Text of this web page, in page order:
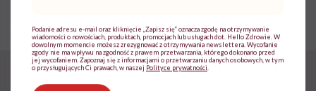
niezwykłych zdjęć kobiet po raku
piersi i akcji „Pomacaj się”
Dlaczego?
Podanie adresu e-mail oraz kliknięcie „Zapisz się” oznacza zgodę na otrzymywanie
wiadomości o nowościach, produktach, promocjach lub usługach dot. Hello Zdrowie. W
dowolnym momencie możesz zrezygnować z otrzymywania newslettera. Wycofanie
zgody nie ma wpływu na zgodność z prawem przetwarzania, którego dokonano przed
jej wycofaniem. Zapoznaj się z informacjami o przetwarzaniu danych osobowych, w tym
o przysługujących Ci prawach, w naszej Polityce prywatności